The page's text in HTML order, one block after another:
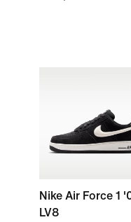
Nike Air Force 1
LV8